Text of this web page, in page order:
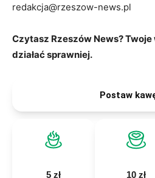
redakcja@rzeszow-news.pl
Czytasz Rzeszów News?
działać sprawniej.
Postaw
5 zł 10 zł